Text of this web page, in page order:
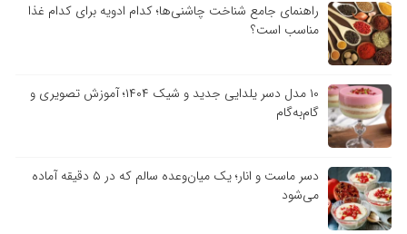
راهنمای جامع شناخت چاشنی‌ها؛ کدام ادویه برای کدام غذا
مناسب است؟
۱۰ مدل دسر یلدایی جدید و شیک ۱۴۰۴؛ آموزش تصویری و
گام‌به‌گام
دسر ماست و انار؛ یک میان‌وعده سالم که در ۵ دقیقه آماده
می‌شود